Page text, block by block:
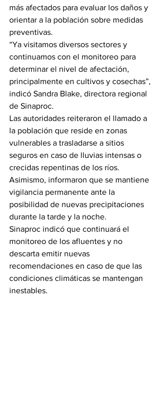
más afectados para evaluar los daños y
orientar a la población sobre medidas
preventivas.
“Ya visitamos diversos sectores y
continuamos con el monitoreo para
determinar el nivel de afectación,
principalmente en cultivos y cosechas”,
indicó Sandra Blake, directora regional
de Sinaproc.
Las autoridades reiteraron el llamado a
la población que reside en zonas
vulnerables a trasladarse a sitios
seguros en caso de lluvias intensas o
crecidas repentinas de los ríos.
Asimismo, informaron que se mantiene
vigilancia permanente ante la
posibilidad de nuevas precipitaciones
durante la tarde y la noche.
Sinaproc indicó que continuará el
monitoreo de los afluentes y no
descarta emitir nuevas
recomendaciones en caso de que las
condiciones climáticas se mantengan
inestables.